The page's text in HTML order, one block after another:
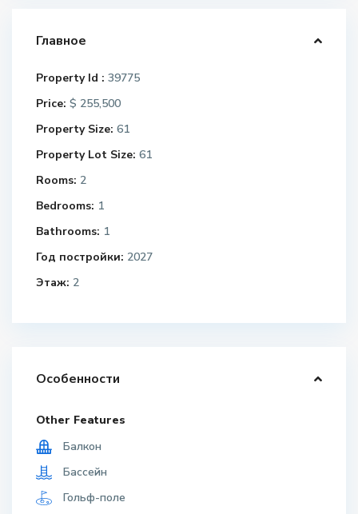
Главное
Property Id : 39775
Price: $ 255,500
Property Size: 61
Property Lot Size: 61
Rooms: 2
Bedrooms: 1
Bathrooms: 1
Год постройки: 2027
Этаж: 2
Особенности
Other Features
Балкон
Бассейн
Гольф-поле